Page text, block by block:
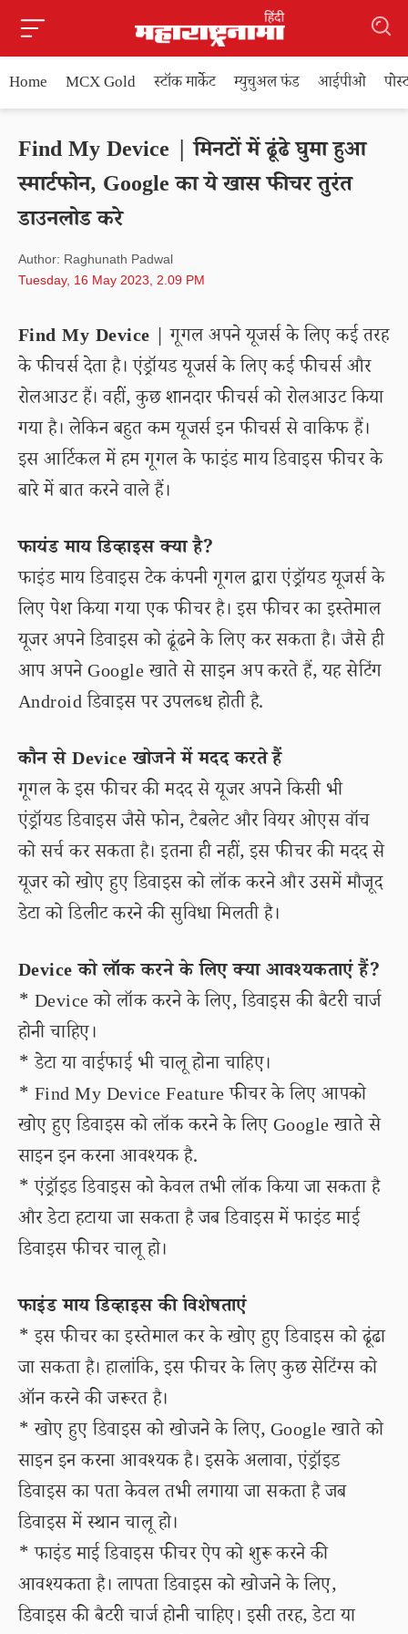
Home MCX Gold स्टॉक मार्केट म्युचुअल फंड आईपीओ
Find My Device | मिनटों में ढूंढे घुमा हुआ
स्मार्टफोन, Google का ये खास फीचर तुरंत
डाउनलोड करे
Author: Raghunath Padwal
Tuesday, 16 May 2023, 2.09 PM
Find My Device | गूगल अपने यूजर्स के लिए कई तरह
के फीचर्स देता है। एंड्रॉयड यूजर्स के लिए कई फीचर्स और
रोलआउट हैं। वहीं, कुछ शानदार फीचर्स को रोलआउट किया
गया है। लेकिन बहुत कम यूजर्स इन फीचर्स से वाकिफ हैं।
इस आर्टिकल में हम गूगल के फाइंड माय डिवाइस फीचर के
बारे में बात करने वाले हैं।
फायंड माय डिव्हाइस क्या है?
फाइंड माय डिवाइस टेक कंपनी गूगल द्वारा एंड्रॉयड यूजर्स के
लिए पेश किया गया एक फीचर है। इस फीचर का इस्तेमाल
यूजर अपने डिवाइस को ढूंढने के लिए कर सकता है। जैसे ही
आप अपने Google खाते से साइन अप करते हैं, यह सेटिंग
Android डिवाइस पर उपलब्ध होती है.
कौन से Device खोजने में मदद करते हैं
गूगल के इस फीचर की मदद से यूजर अपने किसी भी
एंड्रॉयड डिवाइस जैसे फोन, टैबलेट और वियर ओएस वॉच
को सर्च कर सकता है। इतना ही नहीं, इस फीचर की मदद से
यूजर को खोए हुए डिवाइस को लॉक करने और उसमें मौजूद
डेटा को डिलीट करने की सुविधा मिलती है।
Device को लॉक करने के लिए क्या आवश्यकताएं हैं?
* Device को लॉक करने के लिए, डिवाइस की बैटरी चार्ज
होनी चाहिए।
* डेटा या वाईफाई भी चालू होना चाहिए।
* Find My Device Feature फीचर के लिए आपको
खोए हुए डिवाइस को लॉक करने के लिए Google खाते से
साइन इन करना आवश्यक है.
* एंड्रॉइड डिवाइस को केवल तभी लॉक किया जा सकता है
और डेटा हटाया जा सकता है जब डिवाइस में फाइंड माई
डिवाइस फीचर चालू हो।
फाइंड माय डिव्हाइस की विशेषताएं
* इस फीचर का इस्तेमाल कर के खोए हुए डिवाइस को ढूंढा
जा सकता है। हालांकि, इस फीचर के लिए कुछ सेटिंग्स को
ऑन करने की जरूरत है।
* खोए हुए डिवाइस को खोजने के लिए, Google खाते को
साइन इन करना आवश्यक है। इसके अलावा, एंड्रॉइड
डिवाइस का पता केवल तभी लगाया जा सकता है जब
डिवाइस में स्थान चालू हो।
* फाइंड माई डिवाइस फीचर ऐप को शुरू करने की
आवश्यकता है। लापता डिवाइस को खोजने के लिए,
डिवाइस की बैटरी चार्ज होनी चाहिए। इसी तरह, डेटा या